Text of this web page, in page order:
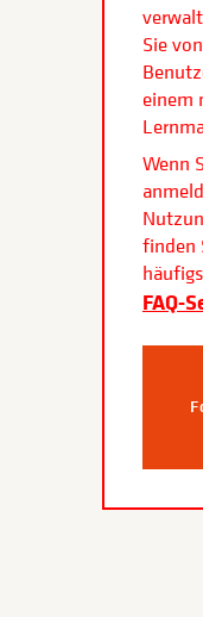
Sie
einem
Wenn
finden
FAQ-